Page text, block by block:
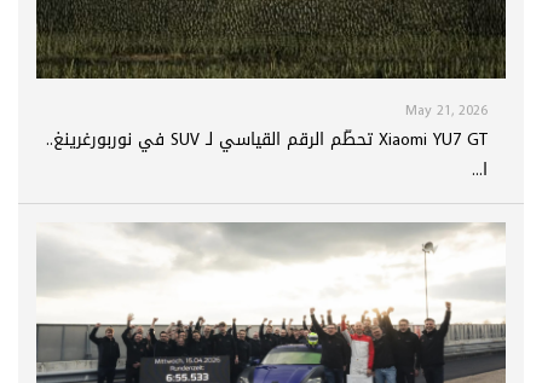
May 21, 2026
Xiaomi YU7 GT تحطّم الرقم القياسي لـ SUV في نوربورغرينغ..
ا...